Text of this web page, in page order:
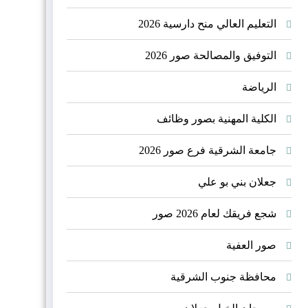
التعليم العالي منح دارسية 2026
التوفيق والمصالحة صور 2026
الرياضة
الكلية المهنية بصور وظائف
جامعة الشرقية فرع صور 2026
جعلان بني بو علي
شجع فريقك لعام 2026 صور
صور العفية
محافظة جنوب الشرقية